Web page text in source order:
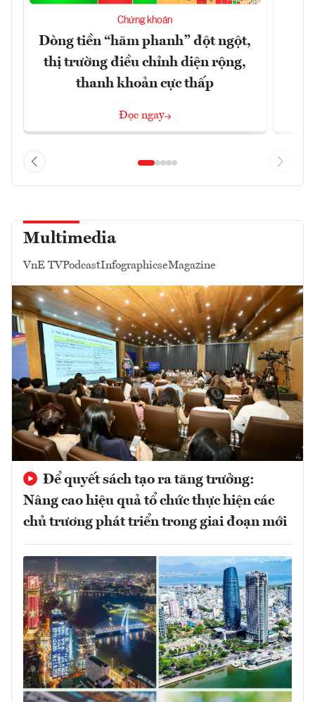
Chứng khoán
Dòng tiền “hãm phanh” đột ngột,
thị trường điều chỉnh diện rộng,
thanh khoản cực thấp
Đọc ngay
Multimedia
VnE TVPodcastInfographicseMagazine
Để quyết sách tạo ra tăng trưởng:
Nâng cao hiệu quả tổ chức thực hiện các
chủ trương phát triển trong giai đoạn mới